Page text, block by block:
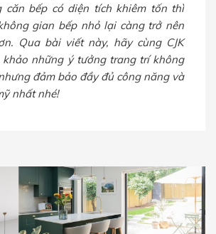
căn bếp có diện tích khiêm tốn thì
gian bếp nhỏ lại càng trở nên
Qua bài viết này, hãy cùng CJK
khảo những ý tưởng trang trí không
đảm bảo đầy đủ công năng và
nhất nhé!